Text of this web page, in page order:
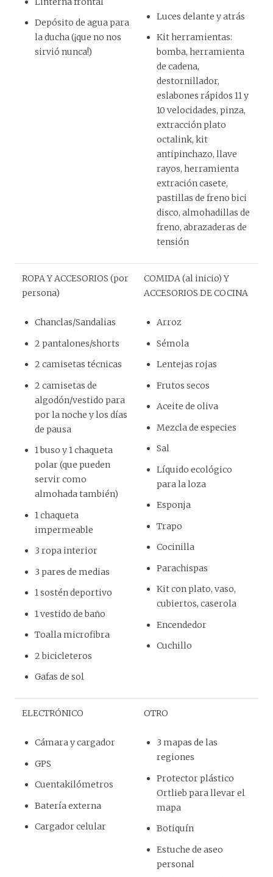
Depósito de agua para
la ducha (¡que no nos
sirvió nunca!)
Luces delante y atrás
Kit herramientas:
bomba, herramienta
de cadena,
destornillador,
eslabones rápidos 11 y
10 velocidades, pinza,
extracción plato
octalink, kit
antipinchazo, llave
rayos, herramienta
extración casete,
pastillas de freno bici
disco, almohadillas de
freno, abrazaderas de
tensión
ROPA Y ACCESORIOS (por
persona)
Chanclas/Sandalias
2 pantalones/shorts
2 camisetas técnicas
2 camisetas de
algodón/vestido para
por la noche y los días
de pausa
1 buso y 1 chaqueta
polar (que pueden
servir como
almohada también)
1 chaqueta
impermeable
3 ropa interior
3 pares de medias
1 sostén deportivo
1 vestido de baño
Toalla microfibra
2 bicicleteros
Gafas de sol
COMIDA (al inicio) Y
ACCESORIOS DE COCINA
Arroz
Sémola
Lentejas rojas
Frutos secos
Aceite de oliva
Mezcla de especies
Sal
Líquido ecológico
para la loza
Esponja
Trapo
Cocinilla
Parachispas
Kit con plato, vaso,
cubiertos, caserola
Encendedor
Cuchillo
ELECTRÓNICO
Cámara y cargador
GPS
Cuentakilómetros
Batería externa
Cargador celular
OTRO
3 mapas de las
regiones
Protector plástico
Ortlieb para llevar el
mapa
Botiquín
Estuche de aseo
personal